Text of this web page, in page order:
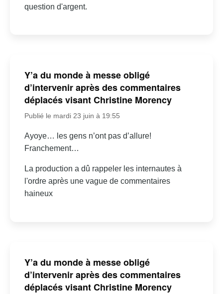
question d'argent.
Y’a du monde à messe obligé
d’intervenir après des commentaires
déplacés visant Christine Morency
Publié le mardi 23 juin à 19:55
Ayoye… les gens n’ont pas d’allure!
Franchement…
La production a dû rappeler les internautes à
l'ordre après une vague de commentaires
haineux
Y’a du monde à messe obligé
d’intervenir après des commentaires
déplacés visant Christine Morency